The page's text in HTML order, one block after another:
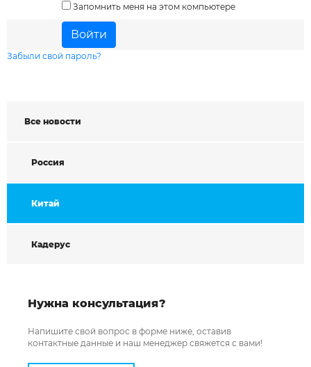
Все новости
Россия
Китай
Кадерус
Нужна консультация?
Напишите свой вопрос в форме ниже, оставив
контактные данные и наш менеджер свяжется с вами!
Запомнить меня на этом компьютере
Забыли свой пароль?
Я даю согласие на обработку